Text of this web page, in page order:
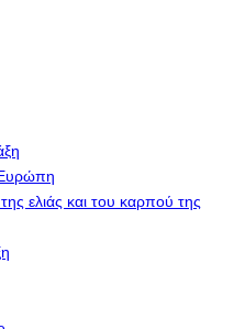
Ευρώπη
ελιάς και του καρπού της